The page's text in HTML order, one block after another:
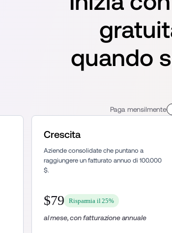
quando
Paga mensilmente
Crescita
Aziende consolidate che puntano a
raggiungere un fatturato annuo di 100.000
$.
$79 Risparmia il 25%
al mese, con fatturazione annuale